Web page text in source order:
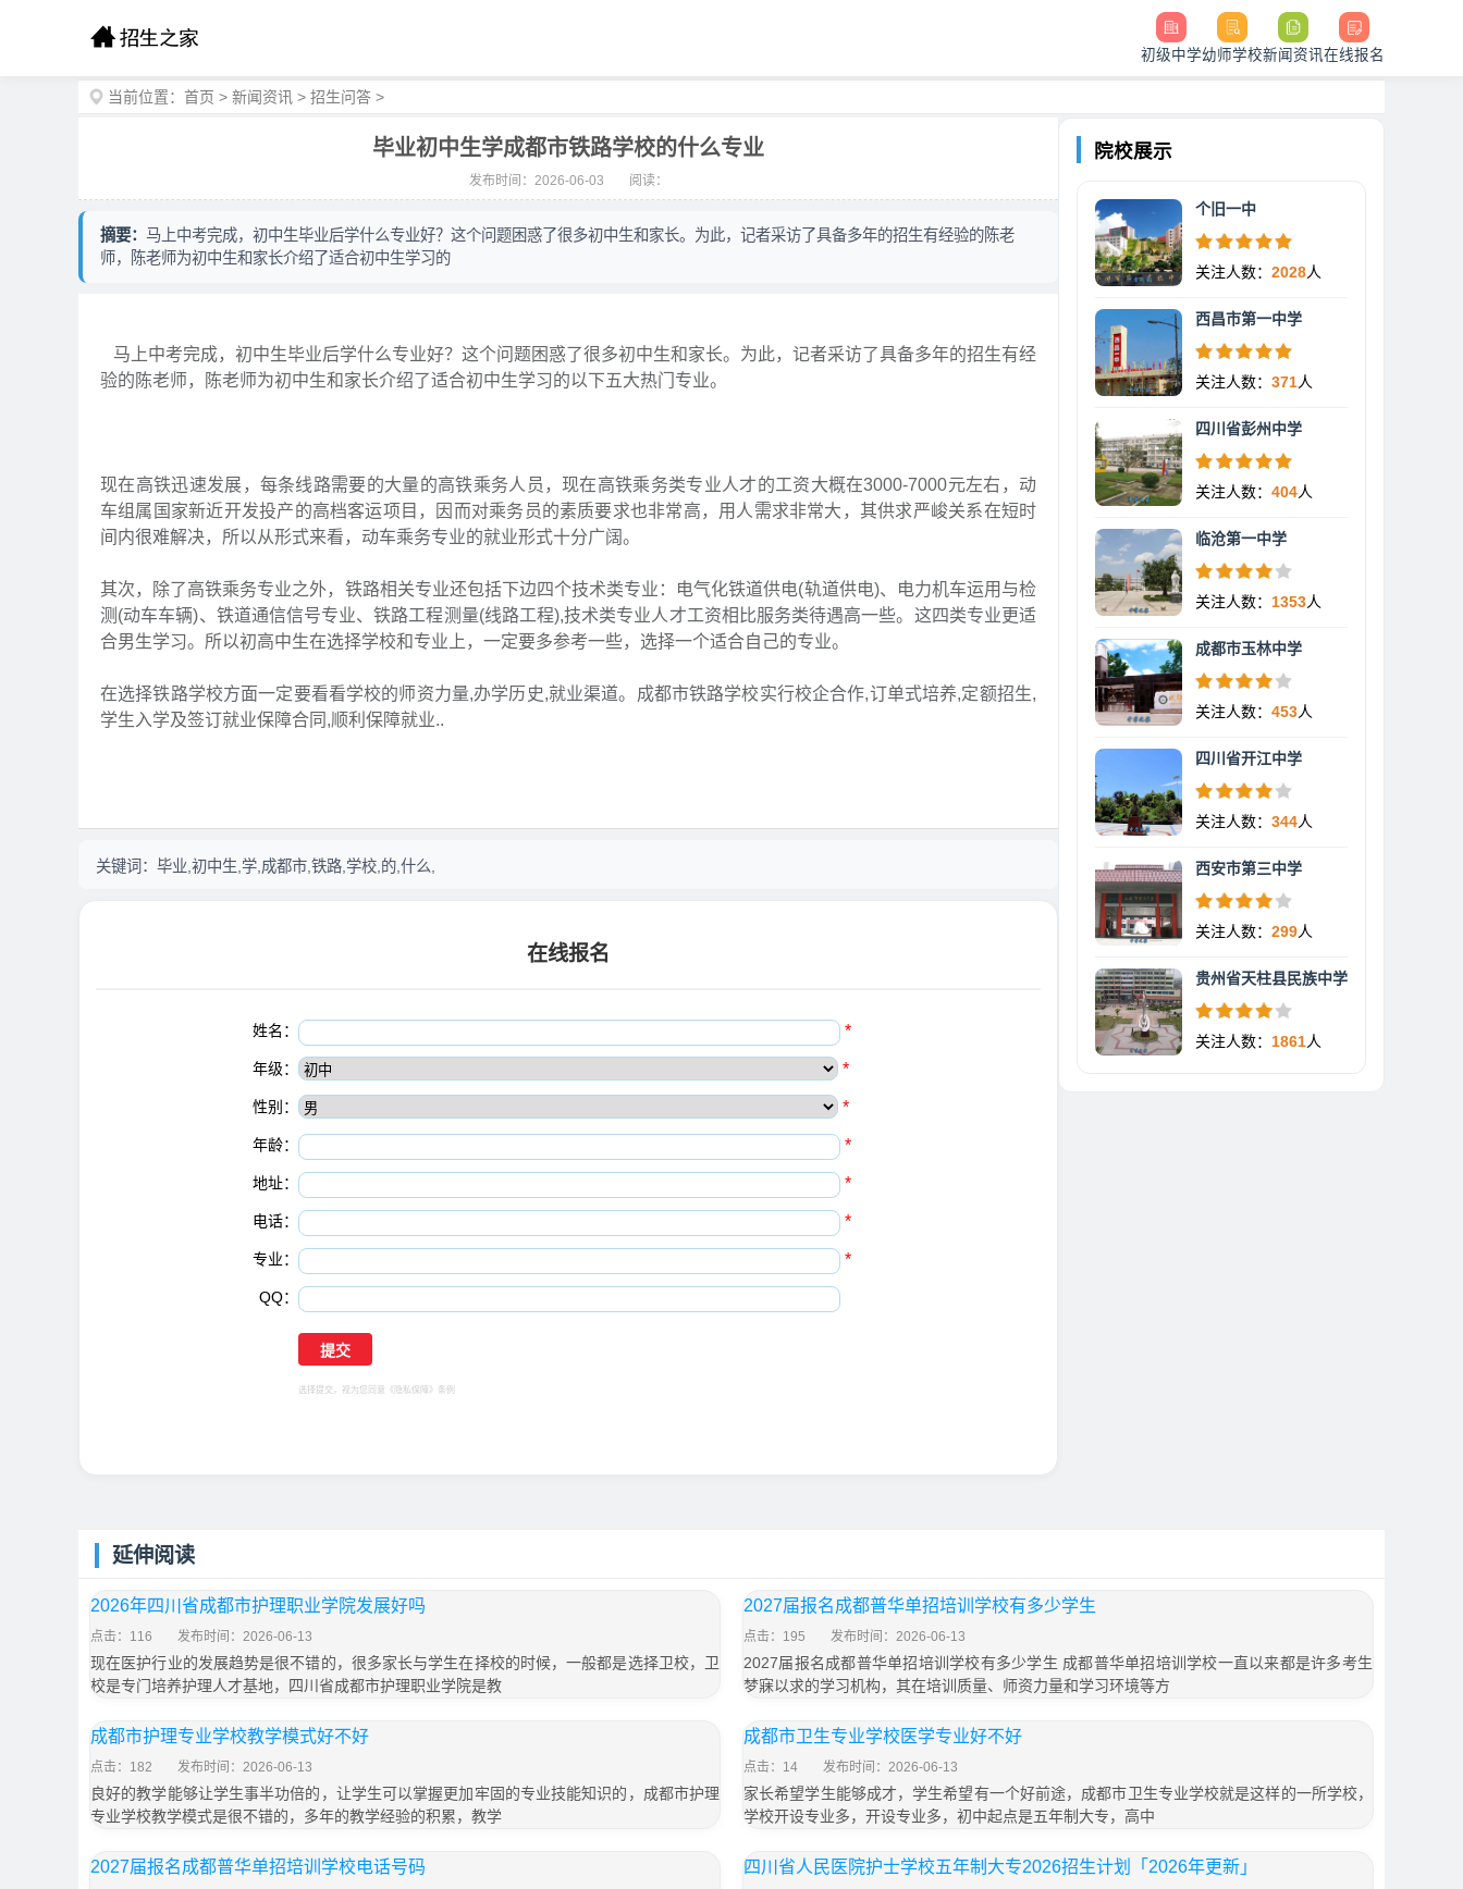
初级中学幼师学校新闻资讯在线报名
当前位置： 首页 > 新闻资讯 > 招生问答 >
毕业初中生学成都市铁路学校的什么专业
发布时间：2026-06-03 阅读：
摘要： 马上中考完成，初中生毕业后学什么专业好？这个问题困惑了很多初中生和家长。为此，记者采访了具备多年的招生有经验的陈老
师，陈老师为初中生和家长介绍了适合初中生学习的
马上中考完成，初中生毕业后学什么专业好？这个问题困惑了很多初中生和家长。为此，记者采访了具备多年的招生有经
验的陈老师，陈老师为初中生和家长介绍了适合初中生学习的以下五大热门专业。
现在高铁迅速发展，每条线路需要的大量的高铁乘务人员，现在高铁乘务类专业人才的工资大概在3000-7000元左右，动
车组属国家新近开发投产的高档客运项目，因而对乘务员的素质要求也非常高，用人需求非常大，其供求严峻关系在短时
间内很难解决，所以从形式来看，动车乘务专业的就业形式十分广阔。
其次，除了高铁乘务专业之外，铁路相关专业还包括下边四个技术类专业：电气化铁道供电(轨道供电)、电力机车运用与检
测(动车车辆)、铁道通信信号专业、铁路工程测量(线路工程),技术类专业人才工资相比服务类待遇高一些。这四类专业更适
合男生学习。所以初高中生在选择学校和专业上，一定要多参考一些，选择一个适合自己的专业。
在选择铁路学校方面一定要看看学校的师资力量,办学历史,就业渠道。成都市铁路学校实行校企合作,订单式培养,定额招生,
学生入学及签订就业保障合同,顺利保障就业..
关键词： 毕业,初中生,学,成都市,铁路,学校,的,什么,
在线报名
姓名： *
年级： *
性别： *
年龄： *
地址： *
电话： *
专业： *
QQ：
选择提交，视为您同意 《隐私保障》 条例
院校展示
个旧一中
关注人数： 2028人
西昌市第一中学
关注人数： 371人
四川省彭州中学
关注人数： 404人
临沧第一中学
关注人数： 1353人
成都市玉林中学
关注人数： 453人
四川省开江中学
关注人数： 344人
西安市第三中学
关注人数： 299人
贵州省天柱县民族中学
关注人数： 1861人
延伸阅读
2026年四川省成都市护理职业学院发展好吗
点击：116 发布时间：2026-06-13
现在医护行业的发展趋势是很不错的，很多家长与学生在择校的时候，一般都是选择卫校，卫
校是专门培养护理人才基地，四川省成都市护理职业学院是教
2027届报名成都普华单招培训学校有多少学生
点击：195 发布时间：2026-06-13
2027届报名成都普华单招培训学校有多少学生 成都普华单招培训学校一直以来都是许多考生
梦寐以求的学习机构，其在培训质量、师资力量和学习环境等方
成都市护理专业学校教学模式好不好
点击：182 发布时间：2026-06-13
良好的教学能够让学生事半功倍的，让学生可以掌握更加牢固的专业技能知识的，成都市护理
专业学校教学模式是很不错的，多年的教学经验的积累，教学
成都市卫生专业学校医学专业好不好
点击：14 发布时间：2026-06-13
家长希望学生能够成才，学生希望有一个好前途，成都市卫生专业学校就是这样的一所学校，
学校开设专业多，开设专业多，初中起点是五年制大专，高中
2027届报名成都普华单招培训学校电话号码 四川省人民医院护士学校五年制大专2026招生计划「2026年更新」